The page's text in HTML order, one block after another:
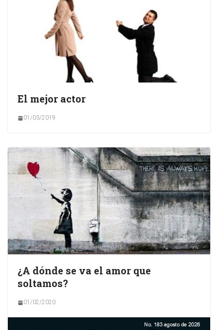
El mejor actor
01/03/2019
¿A dónde se va el amor que
soltamos?
01/02/2020